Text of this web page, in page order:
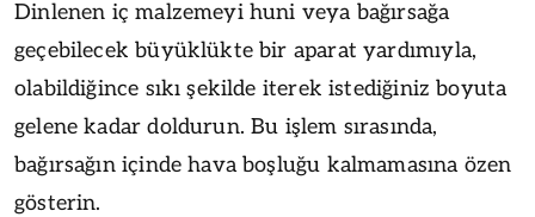
Dinlenen iç malzemeyi huni veya bağırsağa
geçebilecek büyüklükte bir aparat yardımıyla,
olabildiğince sıkı şekilde iterek istediğiniz boyuta
gelene kadar doldurun. Bu işlem sırasında,
bağırsağın içinde hava boşluğu kalmamasına özen
gösterin.